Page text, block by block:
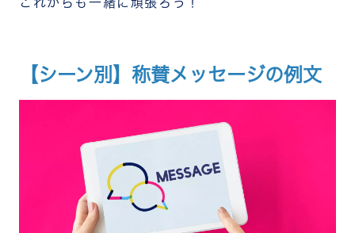
【シーン別】称賛メッセージの例文